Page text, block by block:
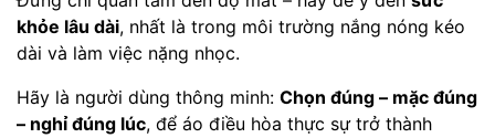
khỏe lâu dài, nhất là trong môi trường nắng nóng kéo
dài và làm việc nặng nhọc.
Hãy là người dùng thông minh: Chọn đúng – mặc đúng
– nghỉ đúng lúc, để áo điều hòa thực sự trở thành